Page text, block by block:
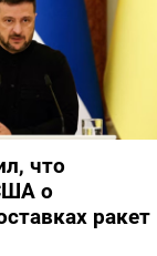
что
о
ракет